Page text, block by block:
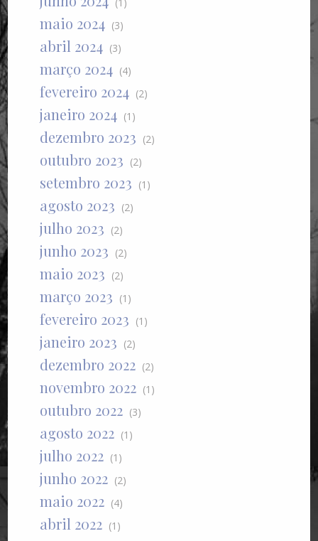
maio 2024 (3)
abril 2024 (3)
março 2024 (4)
fevereiro 2024 (2)
janeiro 2024 (1)
dezembro 2023 (2)
outubro 2023 (2)
setembro 2023 (1)
agosto 2023 (2)
julho 2023 (2)
junho 2023 (2)
maio 2023 (2)
março 2023 (1)
fevereiro 2023 (1)
janeiro 2023 (2)
dezembro 2022 (2)
novembro 2022 (1)
outubro 2022 (3)
agosto 2022 (1)
julho 2022 (1)
junho 2022 (2)
maio 2022 (4)
abril 2022 (1)